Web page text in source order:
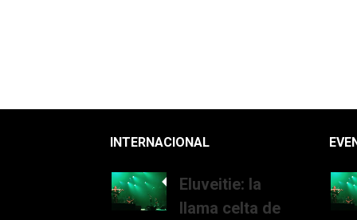
INTERNACIONAL
Eluveitie: la
llama celta de